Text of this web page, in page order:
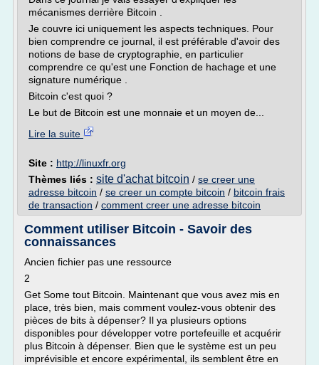
mécanismes derrière Bitcoin .
Je couvre ici uniquement les aspects techniques. Pour
bien comprendre ce journal, il est préférable d'avoir des
notions de base de cryptographie, en particulier
comprendre ce qu'est une Fonction de hachage et une
signature numérique .
Bitcoin c'est quoi ?
Le but de Bitcoin est une monnaie et un moyen de...
Lire la suite
Site : http://linuxfr.org
Thèmes liés : site d'achat bitcoin / se creer une
adresse bitcoin / se creer un compte bitcoin / bitcoin frais
de transaction / comment creer une adresse bitcoin
Comment utiliser Bitcoin - Savoir des
connaissances
Ancien fichier pas une ressource
2
Get Some tout Bitcoin. Maintenant que vous avez mis en
place, très bien, mais comment voulez-vous obtenir des
pièces de bits à dépenser? Il ya plusieurs options
disponibles pour développer votre portefeuille et acquérir
plus Bitcoin à dépenser. Bien que le système est un peu
imprévisible et encore expérimental, ils semblent être en